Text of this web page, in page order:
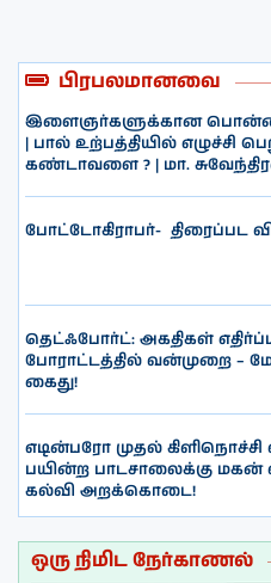
பிரபலமானவை
இளைஞர்களுக்கான
| பால் உற்பத்தியில் எழுச்சி
கண்டாவளை ? | மா.
போட்டோகிராபர்- ‌ திரைப்பட
தெட்ஃபோர்ட்: அகதிகள்
போராட்டத்தில் வன்முறை –
கைது!
எடின்பரோ முதல்
பயின்ற பாடசாலைக்கு மகன்
கல்வி அறக்கொடை!
ஒரு நிமிட நேர்காணல்